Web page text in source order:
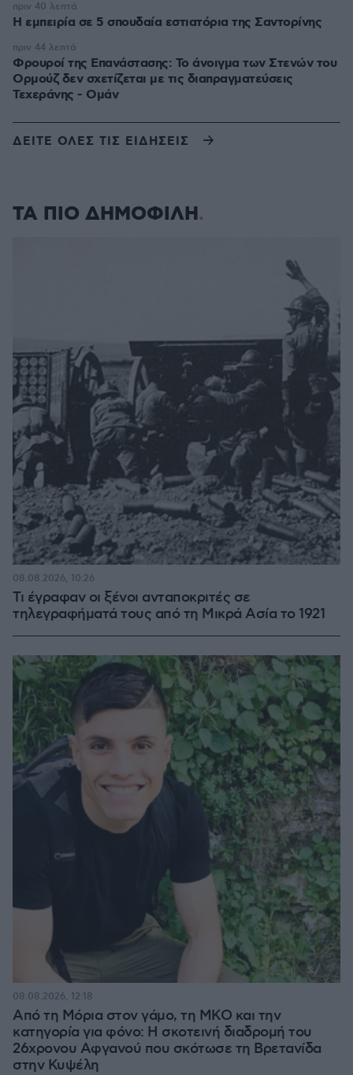
Η εμπειρία σε 5 σπουδαία εστιατόρια της Σαντορίνης
πριν 40 λεπτά
Φρουροί της Επανάστασης: Το άνοιγμα των Στενών του
Ορμούζ δεν σχετίζεται με τις διαπραγματεύσεις
Τεχεράνης - Ομάν
πριν 44 λεπτά
ΔΕΙΤΕ ΟΛΕΣ ΤΙΣ ΕΙΔΗΣΕΙΣ
ΤΑ ΠΙΟ ΔΗΜΟΦΙΛΗ
Τι έγραφαν οι ξένοι ανταποκριτές σε
τηλεγραφήματά τους από τη Μικρά Ασία το 1921
08.08.2026, 10:26
Από τη Μόρια στον γάμο, τη ΜΚΟ και την
κατηγορία για φόνο: Η σκοτεινή διαδρομή του
26χρονου Αφγανού που σκότωσε τη Βρετανίδα
στην Κυψέλη
08.08.2026, 12:18